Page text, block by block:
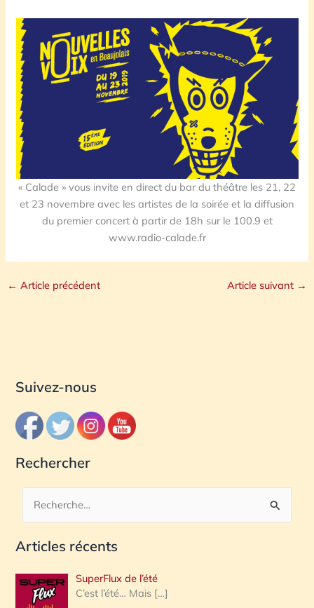
« Calade » vous invite en direct du bar du théâtre les 21, 22
et 23 novembre avec les artistes de la soirée et la diffusion
du premier concert à partir de 18h sur le 100.9 et
www.radio-calade.fr
← Article précédent Article suivant →
Suivez-nous
Rechercher
c
e
Articles récents
SuperFlux de l’été
C’est l’été… Mais […]